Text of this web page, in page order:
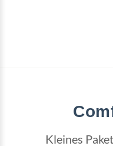
Kleines